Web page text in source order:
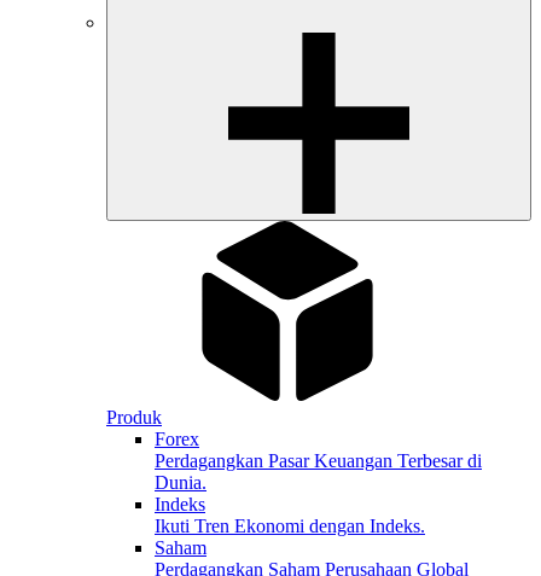
Produk
Forex
Perdagangkan Pasar Keuangan Terbesar di
Dunia.
Indeks
Ikuti Tren Ekonomi dengan Indeks.
Saham
Perdagangkan Saham Perusahaan Global